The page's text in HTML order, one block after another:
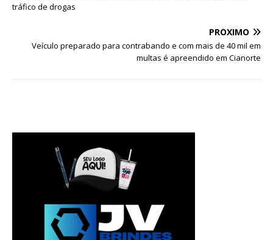
tráfico de drogas
PRÓXIMO
Veículo preparado para contrabando e com mais de 40 mil em
multas é apreendido em Cianorte